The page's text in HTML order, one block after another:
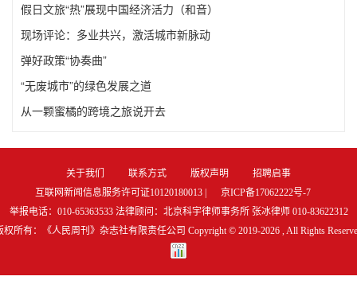
假日文旅“热”展现中国经济活力（和音）
现场评论：多业共兴，激活城市新脉动
弹好政策“协奏曲”
“无废城市”的绿色发展之道
从一颗蜜橘的跨境之旅说开去
关于我们 联系方式 版权声明
招聘启事
互联网新闻信息服务许可证10120180013 |
京ICP备17062222号-7
举报电话：010-65363533 法律顾问：北京科宇律师事务所 张冰律师 010-83622312
权所有：《人民周刊》杂志社有限责任公司 Copyright © 2019-2026 , All Rights